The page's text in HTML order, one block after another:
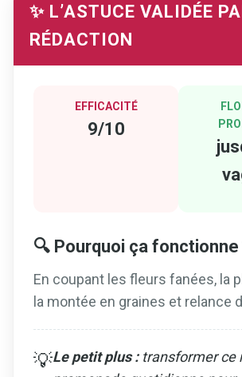
✨ L’ASTUCE VALIDÉE
RÉDACTION
EFFICACITÉ
9/10
🔍 Pourquoi ça fonctionne
En coupant les fleurs fanées, la
la montée en graines et relance
💡Le petit plus :transformer ce